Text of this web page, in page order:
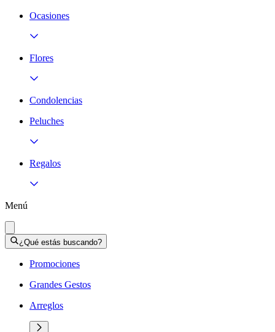
Ocasiones
Flores
Condolencias
Peluches
Regalos
Menú
¿Qué estás buscando?
Promociones
Grandes Gestos
Arreglos